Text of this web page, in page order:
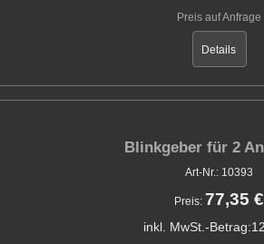
Preis auf Anfrage
Details
Blinkgeber für 2
Art-Nr.: 10393
Preis: 77,35 €
inkl. MwSt.-Betrag: